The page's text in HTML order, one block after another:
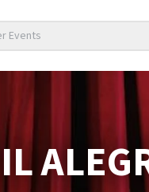
Events